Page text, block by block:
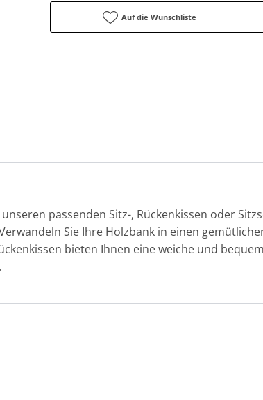
Auf die Wunschliste
passenden Sitz-, Rückenkissen oder
Sie Ihre Holzbank in einen
bieten Ihnen eine weiche und